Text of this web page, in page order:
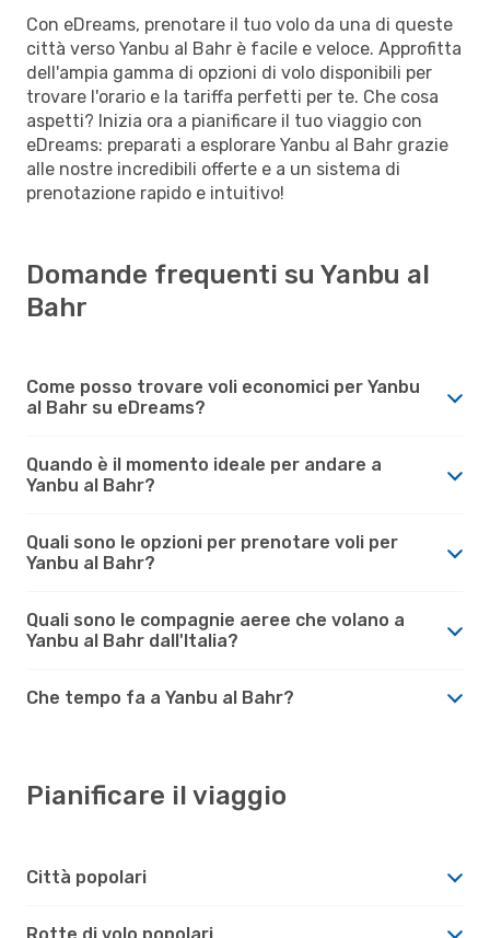
Con eDreams, prenotare il tuo volo da una di queste
città verso Yanbu al Bahr è facile e veloce. Approfitta
dell'ampia gamma di opzioni di volo disponibili per
trovare l'orario e la tariffa perfetti per te. Che cosa
aspetti? Inizia ora a pianificare il tuo viaggio con
eDreams: preparati a esplorare Yanbu al Bahr grazie
alle nostre incredibili offerte e a un sistema di
prenotazione rapido e intuitivo!
Domande frequenti su Yanbu al
Bahr
Come posso trovare voli economici per Yanbu
al Bahr su eDreams?
Quando è il momento ideale per andare a
Yanbu al Bahr?
Quali sono le opzioni per prenotare voli per
Yanbu al Bahr?
Quali sono le compagnie aeree che volano a
Yanbu al Bahr dall'Italia?
Che tempo fa a Yanbu al Bahr?
Pianificare il viaggio
Città popolari